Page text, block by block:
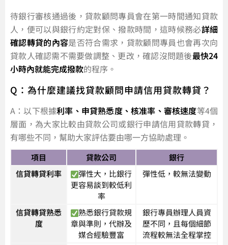
待銀行審核通過後，貸款顧問專員會在第一時間通知貸款
人，便可以與銀行約定對保、撥款時間，這時候務必詳細
確認轉貸的內容是否符合需求，貸款顧問專員也會再次向
貸款人確認需不需要做調整、更改，確認沒問題後最快24
小時內就能完成撥款的程序。
Q：為什麼建議找貸款顧問申請信用貸款轉貸？
A：以下根據利率、申貸熟悉度、核准率、審核速度等4個
層面，為大家比較由貸款公司或銀行申請信用貸款轉貸，
有哪些不同，幫助大家評估要由哪一方協助處理。
項目 貸款公司
銀行
信貸轉貸利率
彈性大，比銀行
更容易談到較低利
率
彈性低，較無法變動
信貸轉貸熟悉
度
熟悉銀行貸款規
章與準則，代辦及
媒合經驗豐富
銀行專員辦理人員資
歷不同，且每個細節
流程較無法全程掌控